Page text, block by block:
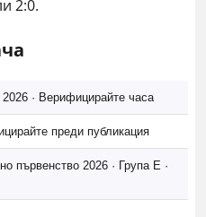
2:0.
· Верифицирайте часа
преди публикация
първенство 2026 · Група E ·